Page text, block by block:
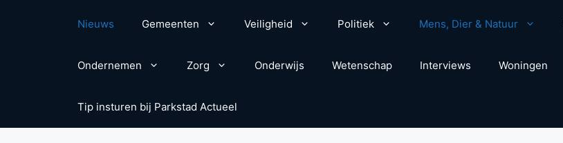
Nieuws Gemeenten Veiligheid Politiek Mens, Dier & Natuur
Ondernemen Zorg Onderwijs Wetenschap Interviews Woningen
Tip insturen bij Parkstad Actueel